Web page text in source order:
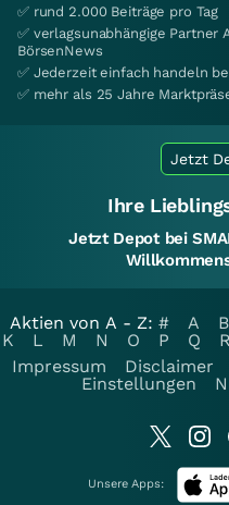
✅ rund 2.000 Beiträge pro Tag
✅ verlagsunabhängige Partner
BörsenNews
✅ Jederzeit einfach handeln
✅ mehr als 25 Jahre
Jetzt
Ihre
Jetzt Depot bei
Aktien von A - Z: # A B
K
L M N O P Q R
Impressum
Disclaimer
Einstellungen
Unsere Apps: